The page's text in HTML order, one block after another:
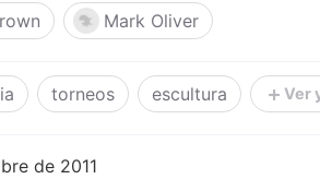
Mark Oliver
torneos escultura Ver
de 2011